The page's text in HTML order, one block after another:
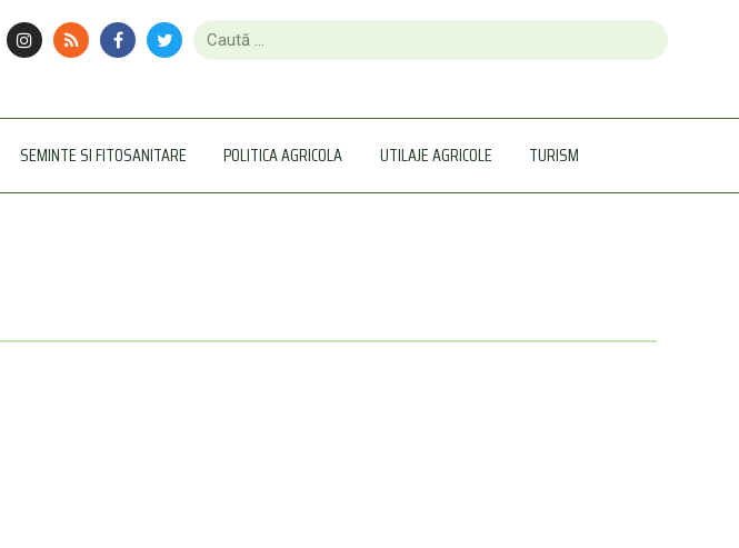
SEMINTE SI FITOSANITARE POLITICA AGRICOLA UTILAJE AGRICOLE TURISM